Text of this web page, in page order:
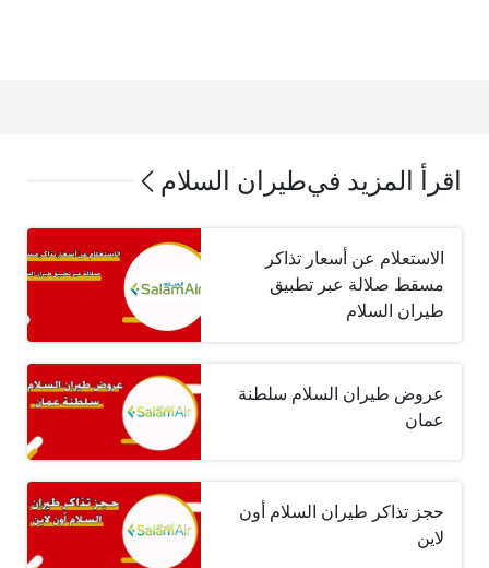
اقرأ المزيد فيطيران السلام
الاستعلام عن أسعار تذاكر
مسقط صلالة عبر تطبيق
طيران السلام
عروض طيران السلام سلطنة
عمان
حجز تذاكر طيران السلام أون
لاين